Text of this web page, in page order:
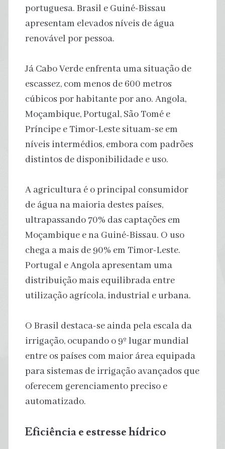
portuguesa. Brasil e Guiné-Bissau
apresentam elevados níveis de água
renovável por pessoa.
Já Cabo Verde enfrenta uma situação de
escassez, com menos de 600 metros
cúbicos por habitante por ano. Angola,
Moçambique, Portugal, São Tomé e
Príncipe e Timor-Leste situam-se em
níveis intermédios, embora com padrões
distintos de disponibilidade e uso.
A agricultura é o principal consumidor
de água na maioria destes países,
ultrapassando 70% das captações em
Moçambique e na Guiné-Bissau. O uso
chega a mais de 90% em Timor-Leste.
Portugal e Angola apresentam uma
distribuição mais equilibrada entre
utilização agrícola, industrial e urbana.
O Brasil destaca-se ainda pela escala da
irrigação, ocupando o 9º lugar mundial
entre os países com maior área equipada
para sistemas de irrigação avançados que
oferecem gerenciamento preciso e
automatizado.
Eficiência e estresse hídrico